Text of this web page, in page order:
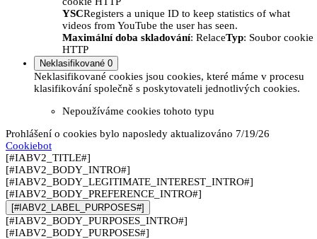
YSCRegisters a unique ID to keep statistics of what
videos from YouTube the user has seen.
Maximální doba skladování: RelaceTyp: Soubor cookie
HTTP
Neklasifikované 0
Neklasifikované cookies jsou cookies, které máme v procesu
klasifikování společně s poskytovateli jednotlivých cookies.
Nepoužíváme cookies tohoto typu
Prohlášení o cookies bylo naposledy aktualizováno 7/19/26
Cookiebot
[#IABV2_TITLE#]
[#IABV2_BODY_INTRO#]
[#IABV2_BODY_LEGITIMATE_INTEREST_INTRO#]
[#IABV2_BODY_PREFERENCE_INTRO#]
[#IABV2_LABEL_PURPOSES#]
[#IABV2_BODY_PURPOSES_INTRO#]
[#IABV2_BODY_PURPOSES#]